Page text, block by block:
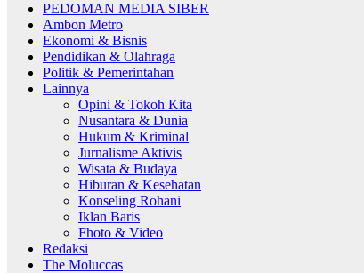
PEDOMAN MEDIA SIBER
Ambon Metro
Ekonomi & Bisnis
Pendidikan & Olahraga
Politik & Pemerintahan
Lainnya
Opini & Tokoh Kita
Nusantara & Dunia
Hukum & Kriminal
Jurnalisme Aktivis
Wisata & Budaya
Hiburan & Kesehatan
Konseling Rohani
Iklan Baris
Fhoto & Video
Redaksi
The Moluccas